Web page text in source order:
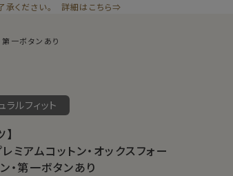
承ください。 詳細はこちら⇒
第一ボタンあり
ラルフィット
ミアムコットン・オックスフォー
・第一ボタンあり